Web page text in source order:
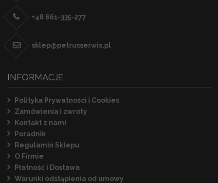
+48 661-335-277
sklep@petrusserwis.pl
INFORMACJE
Polityka Prywatności i Cookies
Zamówienia i zwroty
Kontakt z nami
Poradnik
Regulamin Sklepu
O Firmie
Płatność i Dostawa
Warunki odstąpienia od umowy